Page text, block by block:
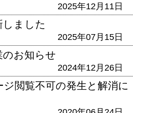
2025年12月11日
しました
2025年07月15日
のお知らせ
2024年12月26日
ジ閲覧不可の発生と解消に